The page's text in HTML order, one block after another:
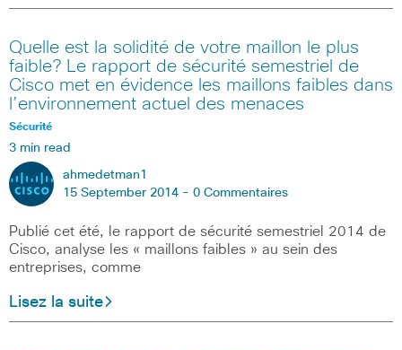
Quelle est la solidité de votre maillon le plus
faible? Le rapport de sécurité semestriel de
Cisco met en évidence les maillons faibles dans
l’environnement actuel des menaces
Sécurité
3 min read
ahmedetman1
15 September 2014 - 0 Commentaires
Publié cet été, le rapport de sécurité semestriel 2014 de
Cisco, analyse les « maillons faibles » au sein des
entreprises, comme
Lisez la suite